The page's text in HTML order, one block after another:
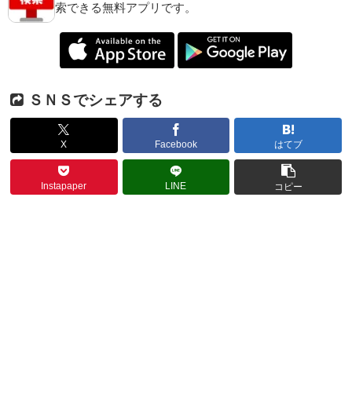
索できる無料アプリです。
ＳＮＳでシェアする
X Facebook はてブ
Instapaper LINE コピー